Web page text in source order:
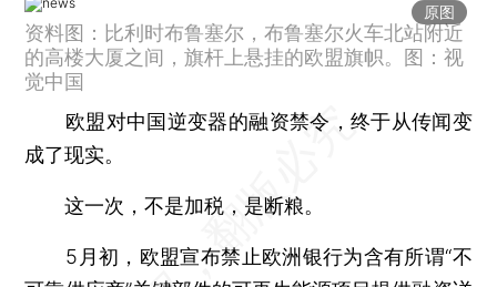
原图
资料图：比利时布鲁塞尔，布鲁塞尔火车北站附近
的高楼大厦之间，旗杆上悬挂的欧盟旗帜。图：视
觉中国
欧盟对中国逆变器的融资禁令，终于从传闻变
成了现实。
这一次，不是加税，是断粮。
5月初，欧盟宣布禁止欧洲银行为含有所谓“不